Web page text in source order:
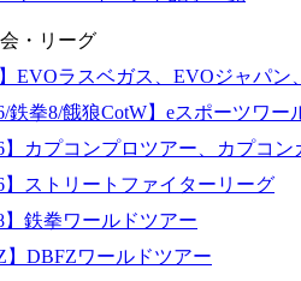
・リーグ
EVOラスベガス、EVOジャパ
鉄拳8/餓狼CotW】eスポーツワー
】カプコンプロツアー、カプコン
】ストリートファイターリーグ
】鉄拳ワールドツアー
】DBFZワールドツアー